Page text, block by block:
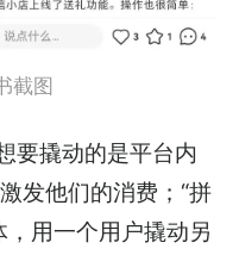
截图
要撬动的是平台内
发他们的消费；“拼
用一个用户撬动另